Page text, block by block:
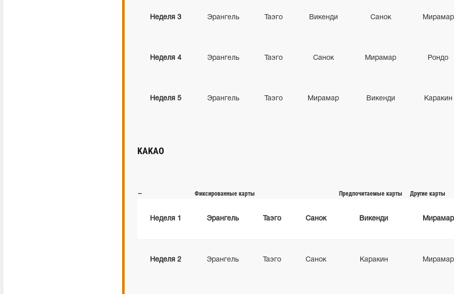
Неделя3 Эрангель Таэго Викенди Санок Мирамар
Неделя4 Эрангель Таэго Санок Мирамар Рондо
Неделя5 Эрангель Таэго Мирамар Викенди Каракин
KAKAO
— Фиксированные карты Предпочитаемые карты Другие карты
Неделя 1 Эрангель Таэго Санок Викенди Мирамар
Неделя 2 Эрангель Таэго Санок Каракин Мирамар